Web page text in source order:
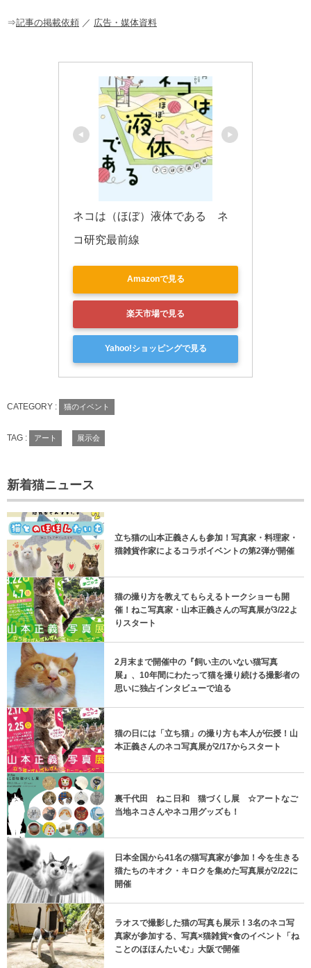
o
⇒記事の掲載依頼 ／ 広告・媒体資料
ネコは（ほぼ）液体である　ネ
コ研究最前線
Amazonで見る
楽天市場で見る
Yahoo!ショッピングで見る
CATEGORY : 猫のイベント
TAG : アート 展示会
新着猫ニュース
立ち猫の山本正義さんも参加！写真家・料理家・
猫雑貨作家によるコラボイベントの第2弾が開催
猫の撮り方を教えてもらえるトークショーも開
催！ねこ写真家・山本正義さんの写真展が3/22よ
りスタート
2月末まで開催中の『飼い主のいない猫写真
展』、10年間にわたって猫を撮り続ける撮影者の
思いに独占インタビューで迫る
猫の日には「立ち猫」の撮り方も本人が伝授！山
本正義さんのネコ写真展が2/17からスタート
裏千代田 ねこ日和 猫づくし展 ☆アートなご
当地ネコさんやネコ用グッズも！
日本全国から41名の猫写真家が参加！今を生きる
猫たちのキオク・キロクを集めた写真展が2/22に
開催
ラオスで撮影した猫の写真も展示！3名のネコ写
真家が参加する、写真×猫雑貨×食のイベント「ね
ことのほほんたいむ」大阪で開催